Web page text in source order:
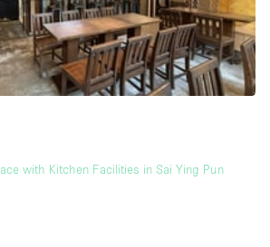
/ Stalletje
with Kitchen Facilities in Sai Ying Pun